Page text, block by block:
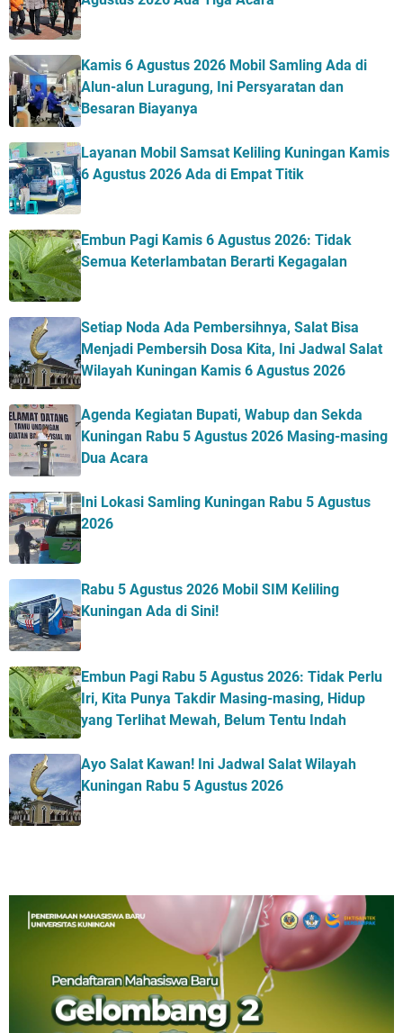
Kamis 6 Agustus 2026 Mobil Samling Ada di
Alun-alun Luragung, Ini Persyaratan dan
Besaran Biayanya
Layanan Mobil Samsat Keliling Kuningan Kamis
6 Agustus 2026 Ada di Empat Titik
Embun Pagi Kamis 6 Agustus 2026: Tidak
Semua Keterlambatan Berarti Kegagalan
Setiap Noda Ada Pembersihnya, Salat Bisa
Menjadi Pembersih Dosa Kita, Ini Jadwal Salat
Wilayah Kuningan Kamis 6 Agustus 2026
Agenda Kegiatan Bupati, Wabup dan Sekda
Kuningan Rabu 5 Agustus 2026 Masing-masing
Dua Acara
Ini Lokasi Samling Kuningan Rabu 5 Agustus
2026
Rabu 5 Agustus 2026 Mobil SIM Keliling
Kuningan Ada di Sini!
Embun Pagi Rabu 5 Agustus 2026: Tidak Perlu
Iri, Kita Punya Takdir Masing-masing, Hidup
yang Terlihat Mewah, Belum Tentu Indah
Ayo Salat Kawan! Ini Jadwal Salat Wilayah
Kuningan Rabu 5 Agustus 2026